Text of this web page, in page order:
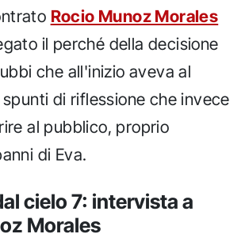
Rocio Munoz Morales
il perché della decisione
che all'inizio aveva al
di riflessione che invece
al pubblico, proprio
di Eva.
cielo 7: intervista a
Morales